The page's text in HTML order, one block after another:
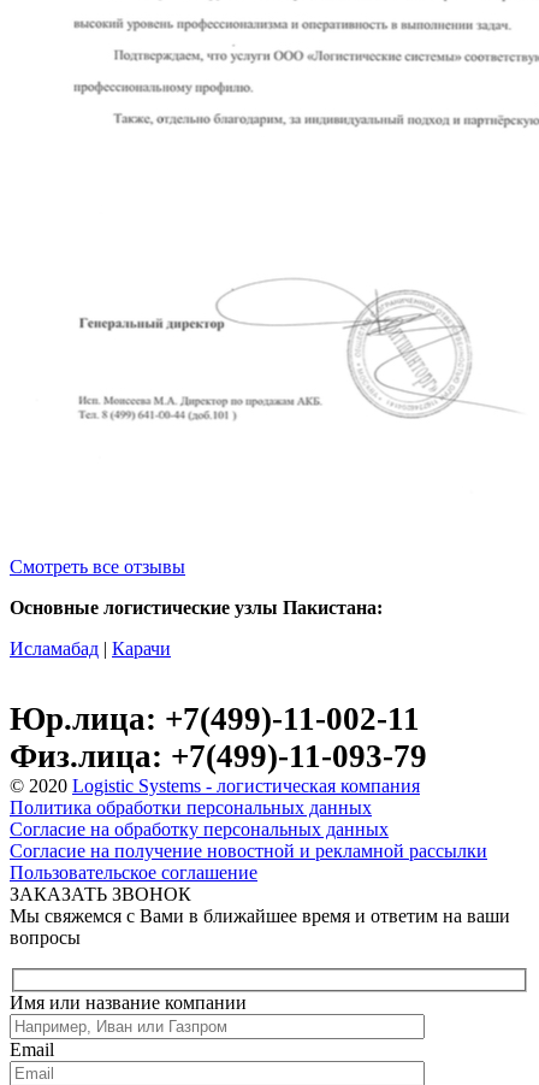
Смотреть все отзывы
Основные логистические узлы Пакистана:
Исламабад
Карачи
Юр.лица: +7(499)-11-002-11
Физ.лица: +7(499)-11-093-79
© 2020 Logistic Systems - логистическая компания
Политика обработки персональных данных
Согласие на обработку персональных данных
Согласие на получение новостной и рекламной рассылки
Пользовательское соглашение
ЗАКАЗАТЬ ЗВОНОК
Мы свяжемся с Вами в ближайшее время и ответим на ваши
вопросы
Имя или название компании
Email